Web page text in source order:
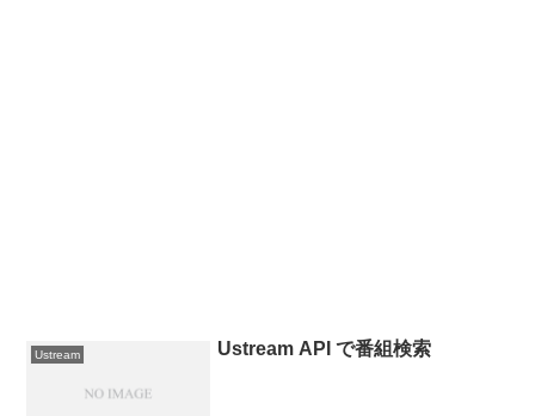
Ustream Ustream API で番組検索